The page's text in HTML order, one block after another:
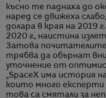
късно те паднаха до
наред се движеха
долара в края на 2019
2020 г., наистина
Затова
трябва да обърнат
уточнение от
„SpaceX има история
които много
това са смятали за